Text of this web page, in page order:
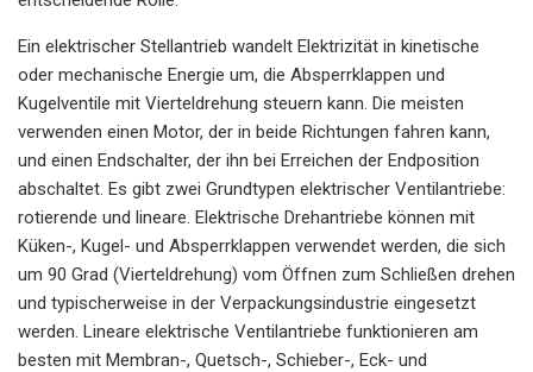
Ein elektrischer Stellantrieb wandelt Elektrizität in kinetische
oder mechanische Energie um, die Absperrklappen und
Kugelventile mit Vierteldrehung steuern kann. Die meisten
verwenden einen Motor, der in beide Richtungen fahren kann,
und einen Endschalter, der ihn bei Erreichen der Endposition
abschaltet. Es gibt zwei Grundtypen elektrischer Ventilantriebe:
rotierende und lineare. Elektrische Drehantriebe können mit
Küken-, Kugel- und Absperrklappen verwendet werden, die sich
um 90 Grad (Vierteldrehung) vom Öffnen zum Schließen drehen
und typischerweise in der Verpackungsindustrie eingesetzt
werden. Lineare elektrische Ventilantriebe funktionieren am
besten mit Membran-, Quetsch-, Schieber-, Eck- und